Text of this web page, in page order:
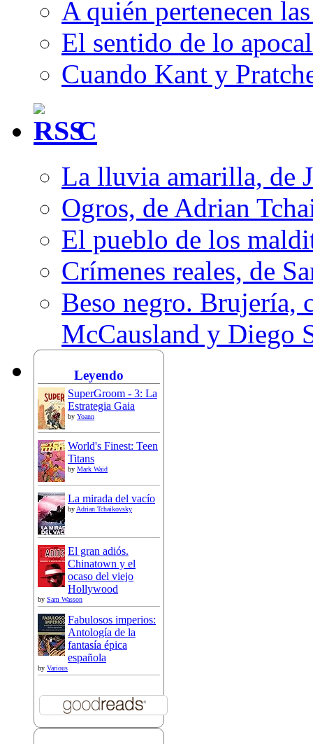
A quién pertenecen
El sentido de lo
Cuando Kant y
C
La lluvia amarilla, de
Ogros, de Adrian
El pueblo de los
Crímenes reales, de
Beso negro. Brujería,
McCausland y Diego
Leyendo
SuperGroom - 3: La
Estrategia Gaia
by Yoann
World's Finest: Teen
Titans
by Mark Waid
La mirada del vacío
byAdrian Tchaikovsky
El gran adiós.
Chinatown y el
ocaso del viejo
Hollywood
by Sam Wasson
Fabulosos imperios:
Antología de la
fantasía épica
española
by Various